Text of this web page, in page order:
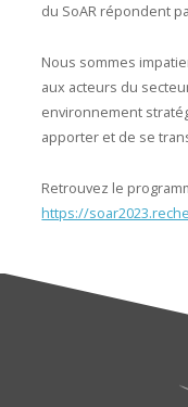
du SoAR répondent
Nous sommes
aux acteurs du
environnement
apporter et de se
Retrouvez le
https://